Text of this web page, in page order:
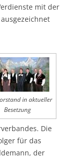
mit der
in aktueller
Besetzung
Die
für das
der